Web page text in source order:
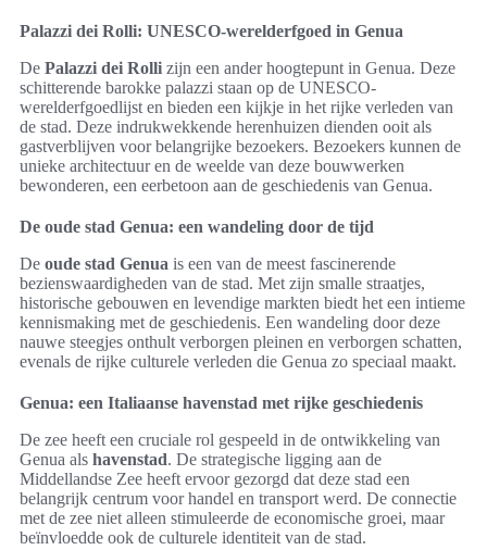
Palazzi dei Rolli: UNESCO-werelderfgoed in Genua
De Palazzi dei Rolli zijn een ander hoogtepunt in Genua. Deze
schitterende barokke palazzi staan op de UNESCO-
werelderfgoedlijst en bieden een kijkje in het rijke verleden van
de stad. Deze indrukwekkende herenhuizen dienden ooit als
gastverblijven voor belangrijke bezoekers. Bezoekers kunnen de
unieke architectuur en de weelde van deze bouwwerken
bewonderen, een eerbetoon aan de geschiedenis van Genua.
De oude stad Genua: een wandeling door de tijd
De oude stad Genua is een van de meest fascinerende
bezienswaardigheden van de stad. Met zijn smalle straatjes,
historische gebouwen en levendige markten biedt het een intieme
kennismaking met de geschiedenis. Een wandeling door deze
nauwe steegjes onthult verborgen pleinen en verborgen schatten,
evenals de rijke culturele verleden die Genua zo speciaal maakt.
Genua: een Italiaanse havenstad met rijke geschiedenis
De zee heeft een cruciale rol gespeeld in de ontwikkeling van
Genua als havenstad. De strategische ligging aan de
Middellandse Zee heeft ervoor gezorgd dat deze stad een
belangrijk centrum voor handel en transport werd. De connectie
met de zee niet alleen stimuleerde de economische groei, maar
beïnvloedde ook de culturele identiteit van de stad.